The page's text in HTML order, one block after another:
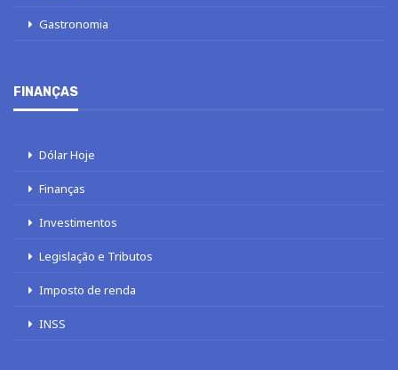
Gastronomia
FINANÇAS
Dólar Hoje
Finanças
Investimentos
Legislação e Tributos
Imposto de renda
INSS